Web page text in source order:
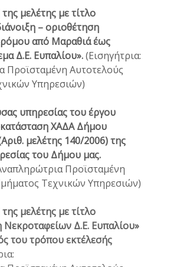
μελέτης με τίτλο
– οριοθέτηση
από Μαραθιά έως
Δ.Ε. Ευπαλίου».(Εισηγήτρια:
Προϊσταμένη Αυτοτελούς
Υπηρεσιών)
υπηρεσίας του έργου
ΧΑΔΑ Δήμου
μελέτης 140/2006) της
του Δήμου μας.
Προϊσταμένη
Τεχνικών Υπηρεσιών)
μελέτης με τίτλο
Δ.Ε. Ευπαλίου»
του τρόπου εκτέλεσής